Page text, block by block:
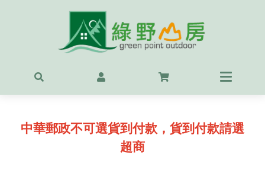
中華郵政不可選貨到付款，貨到付款請選
超商